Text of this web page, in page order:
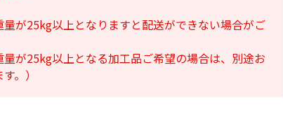
が25kg以上となりますと配送ができない場合がご
量が25kg以上となる加工品ご希望の場合は、別途お
。）